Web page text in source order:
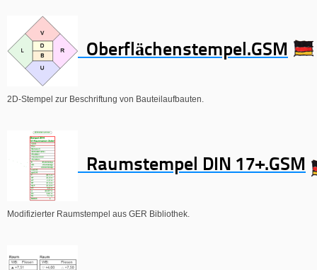
Oberflächenstempel.GSM
2D-Stempel zur Beschriftung von Bauteilaufbauten.
Raumstempel DIN 17+.GSM
Modifizierter Raumstempel aus GER Bibliothek.